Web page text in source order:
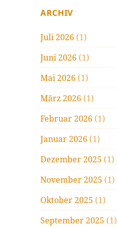
ARCHIV
Juli 2026 (1)
Juni 2026 (1)
Mai 2026 (1)
März 2026 (1)
Februar 2026 (1)
Januar 2026 (1)
Dezember 2025 (1)
November 2025 (1)
Oktober 2025 (1)
September 2025 (1)